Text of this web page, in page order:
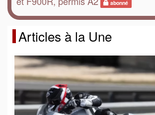
abonné
Articles à la Une